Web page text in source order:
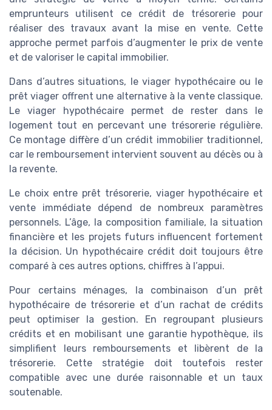
emprunteurs utilisent ce crédit de trésorerie pour
réaliser des travaux avant la mise en vente. Cette
approche permet parfois d’augmenter le prix de vente
et de valoriser le capital immobilier.
Dans d’autres situations, le viager hypothécaire ou le
prêt viager offrent une alternative à la vente classique.
Le viager hypothécaire permet de rester dans le
logement tout en percevant une trésorerie régulière.
Ce montage diffère d’un crédit immobilier traditionnel,
car le remboursement intervient souvent au décès ou à
la revente.
Le choix entre prêt trésorerie, viager hypothécaire et
vente immédiate dépend de nombreux paramètres
personnels. L’âge, la composition familiale, la situation
financière et les projets futurs influencent fortement
la décision. Un hypothécaire crédit doit toujours être
comparé à ces autres options, chiffres à l’appui.
Pour certains ménages, la combinaison d’un prêt
hypothécaire de trésorerie et d’un rachat de crédits
peut optimiser la gestion. En regroupant plusieurs
crédits et en mobilisant une garantie hypothèque, ils
simplifient leurs remboursements et libèrent de la
trésorerie. Cette stratégie doit toutefois rester
compatible avec une durée raisonnable et un taux
soutenable.